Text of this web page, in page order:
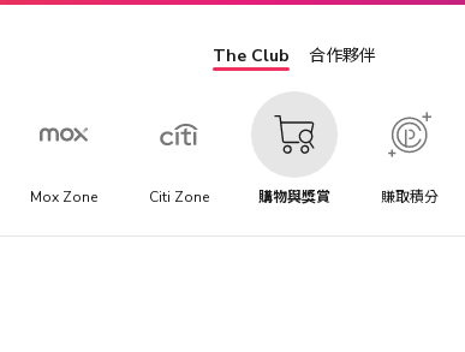
The Club 合作夥伴
Mox Zone Citi Zone 購物與獎賞 賺取積分